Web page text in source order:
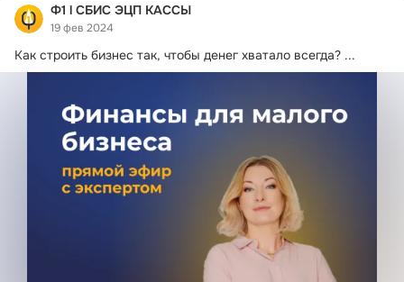
Ф1 l СБИС ЭЦП КАССЫ
19 фев 2024
Как строить бизнес так, чтобы денег хватало всегда? ...